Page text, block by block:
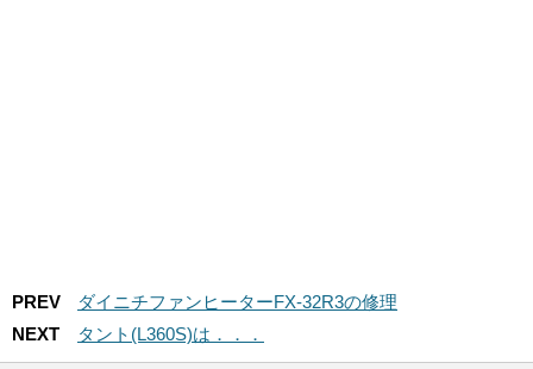
PREV
ダイニチファンヒーターFX-32R3の修理
NEXT
タント(L360S)は．．．